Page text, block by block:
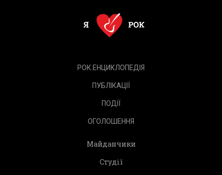
РОК.ЕНЦИКЛОПЕДІЯ
ПУБЛІКАЦІЇ
ПОДІЇ
ОГОЛОШЕННЯ
Майданчики
Студії